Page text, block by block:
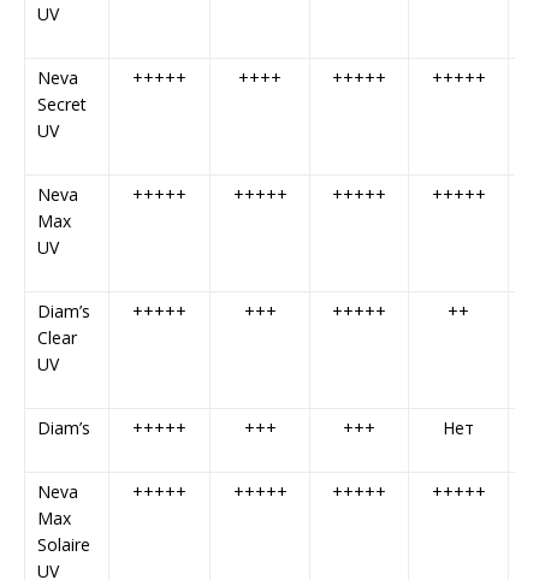
UV
Neva
Secret
UV
+++++ ++++ +++++ +++++
Neva
Max
UV
+++++ +++++ +++++ +++++
Diam’s
Clear
UV
+++++ +++ +++++ ++
Diam’s +++++ +++ +++ Нет
Neva
Max
Solaire
UV
+++++ +++++ +++++ +++++